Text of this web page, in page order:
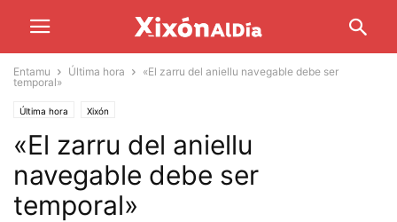
Entamu Última hora
«El zarru del aniellu navegable debe ser
temporal»
Última hora Xixón
«El zarru del aniellu
navegable debe ser
temporal»